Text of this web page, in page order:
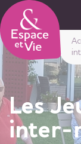
Les
inter-
Panneau de